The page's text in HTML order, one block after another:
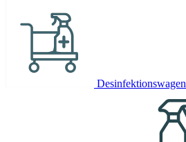
Desinfektionswagen